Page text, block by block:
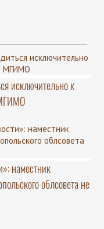
исключительно к
наместник
облсовета не